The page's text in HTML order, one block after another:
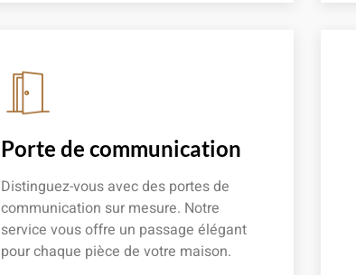
Porte de communication
Distinguez-vous avec des portes de
communication sur mesure. Notre
service vous offre un passage élégant
pour chaque pièce de votre maison.